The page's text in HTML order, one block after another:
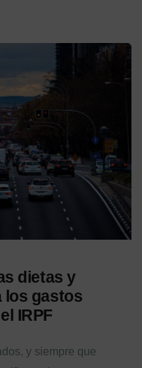
dietas y
los gastos
IRPF
y siempre que